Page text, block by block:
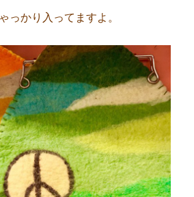
っかり入ってますよ。